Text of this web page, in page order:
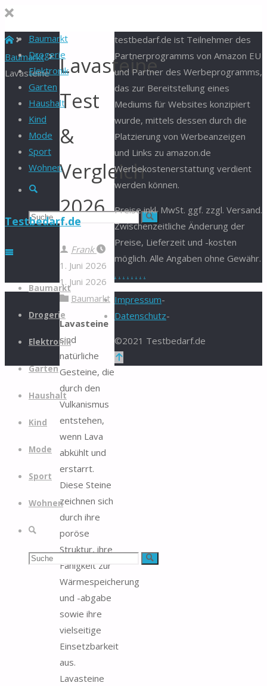
Baumarkt
Drogerie
Elektronik
Garten
Haushalt
Kind
Mode
Sport
Wohnen
Suche
Suchen Suche
Testbedarf.de
Zum
springen
Baumarkt
Drogerie
Elektronik
Garten
Haushalt
Kind
Mode
Sport
Wohnen
Suche
Suchen Suche
Start
Baumarkt
Lavasteine
Lavasteine
Test
&
Vergleich
2026
Frank
1. Juni 2026
1. Juni 2026
Baumarkt
Lavasteine
sind
natürliche
Gesteine, die
durch den
Vulkanismus
entstehen,
wenn Lava
abkühlt und
erstarrt.
Diese Steine
zeichnen sich
durch ihre
poröse
Struktur, ihre
Fähigkeit zur
Wärmespeicherung
und -abgabe
sowie ihre
vielseitige
Einsetzbarkeit
aus.
Lavasteine
testbedarf.de ist Teilnehmer des
Partnerprogramms von Amazon EU
und Partner des Werbeprogramms,
das zur Bereitstellung eines
Mediums für Websites konzipiert
wurde, mittels dessen durch die
Platzierung von Werbeanzeigen
und Links zu amazon.de
Werbekostenerstattung verdient
werden können.
Preise inkl. MwSt. ggf. zzgl. Versand.
Zwischenzeitliche Änderung der
Preise, Lieferzeit und -kosten
möglich. Alle Angaben ohne Gewähr.
. . . . . . . .
Impressum-
Datenschutz-
©2021 Testbedarf.de
Zurück